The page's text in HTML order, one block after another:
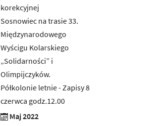
korekcyjnej
Sosnowiec na trasie 33.
Międzynarodowego
Wyścigu Kolarskiego
„Solidarności” i
Olimpijczyków.
Półkolonie letnie - Zapisy 8
czerwca godz.12.00
Maj 2022